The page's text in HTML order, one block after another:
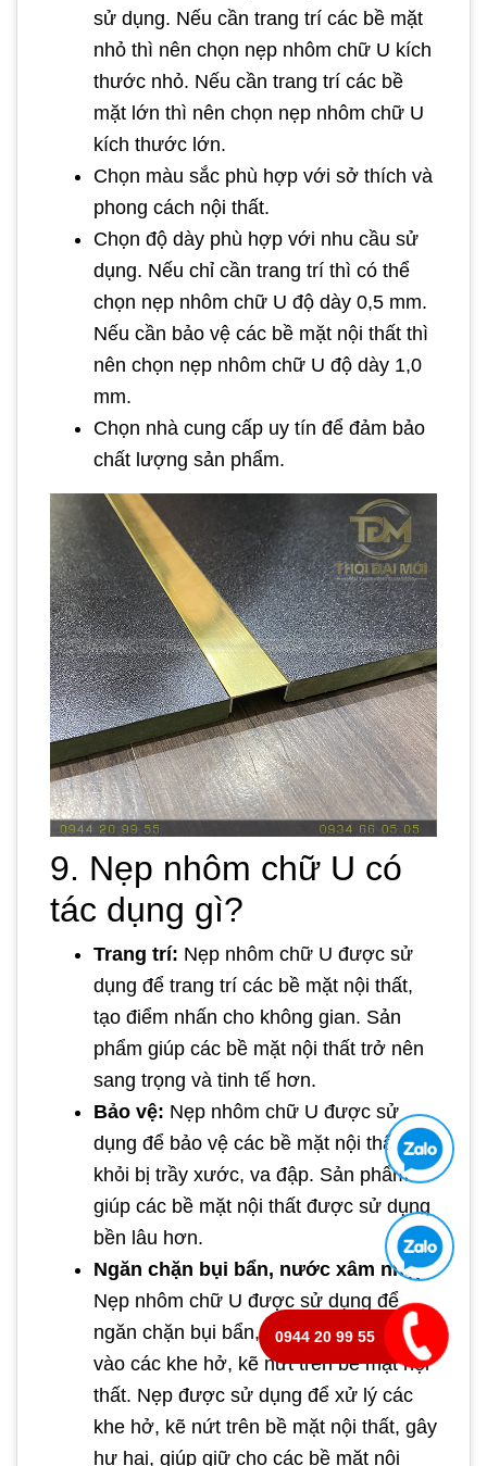
sử dụng. Nếu cần trang trí các bề mặt
nhỏ thì nên chọn nẹp nhôm chữ U kích
thước nhỏ. Nếu cần trang trí các bề
mặt lớn thì nên chọn nẹp nhôm chữ U
kích thước lớn.
Chọn màu sắc phù hợp với sở thích và
phong cách nội thất.
Chọn độ dày phù hợp với nhu cầu sử
dụng. Nếu chỉ cần trang trí thì có thể
chọn nẹp nhôm chữ U độ dày 0,5 mm.
Nếu cần bảo vệ các bề mặt nội thất thì
nên chọn nẹp nhôm chữ U độ dày 1,0
mm.
Chọn nhà cung cấp uy tín để đảm bảo
chất lượng sản phẩm.
9. Nẹp nhôm chữ U có
tác dụng gì?
Trang trí: Nẹp nhôm chữ U được sử
dụng để trang trí các bề mặt nội thất,
tạo điểm nhấn cho không gian. Sản
phẩm giúp các bề mặt nội thất trở nên
sang trọng và tinh tế hơn.
Bảo vệ: Nẹp nhôm chữ U được sử
dụng để bảo vệ các bề mặt nội thất
khỏi bị trầy xước, va đập. Sản phẩm
giúp các bề mặt nội thất được sử dụng
bền lâu hơn.
Ngăn chặn bụi bẩn, nước xâm nhập:
Nẹp nhôm chữ U được sử dụng để
ngăn chặn bụi bẩn, nước xâm nhập
vào các khe hở, kẽ nứt trên bề mặt nội
thất. Nẹp được sử dụng để xử lý các
khe hở, kẽ nứt trên bề mặt nội thất, gây
hư hại, giúp giữ cho các bề mặt nội
0944 20 99 55